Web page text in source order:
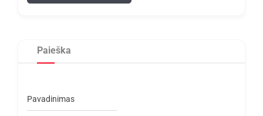
Paieška
Pavadinimas